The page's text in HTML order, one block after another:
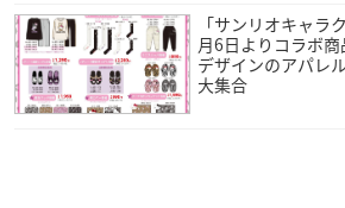
「サンリオキャ
月6日よりコラボ
デザインのアパレ
大集合